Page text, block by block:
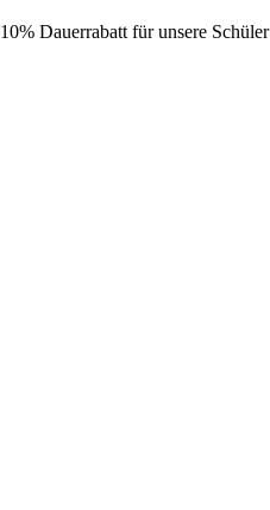
10% Dauerrabatt für unsere Schüler